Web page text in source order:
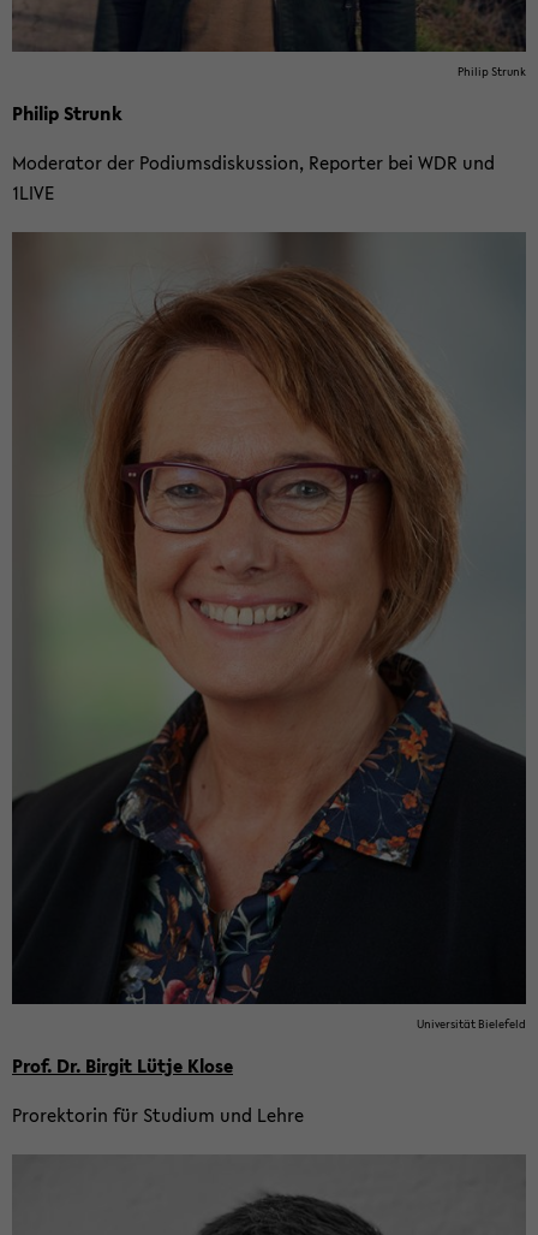
Phil­ip Strunk
Phil­ip Strunk
Mo­de­ra­tor der Po­di­ums­dis­kus­si­on, Re­por­ter bei WDR und
1LIVE
Uni­ver­si­tät Bie­le­feld
Prof. Dr. Bir­git Lütje Klose
Pro­rek­to­rin für Stu­di­um und Lehre